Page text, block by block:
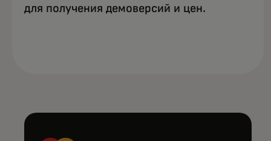
для получения демоверсий и цен.